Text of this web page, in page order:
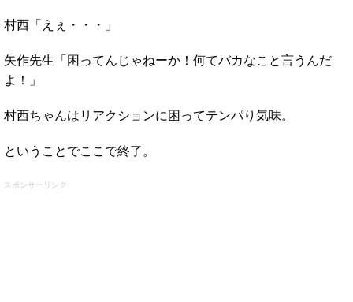
村西「えぇ・・・」
矢作先生「困ってんじゃねーか！何てバカなこと言うんだ
よ！」
村西ちゃんはリアクションに困ってテンパり気味。
ということでここで終了。
スポンサーリンク